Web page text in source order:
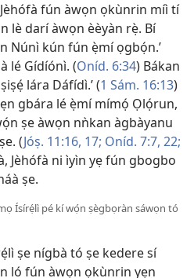
fún àwọn ọkùnrin míì tí
lè darí àwọn èèyàn rẹ̀. Bí
Núnì kún fún ẹ̀mí ọgbọ́n.’
lé Gídíónì. (Oníd. 6:34) Bákan
lára Dáfídì.’ (1 Sám. 16:13)
gbára lé ẹ̀mí mímọ́ Ọlọ́run,
ṣe àwọn nǹkan àgbàyanu
(Jóṣ. 11:​16, 17; Oníd. 7:​7, 22;
Jèhófà ni ìyìn yẹ fún gbogbo
ṣe.
Ísírẹ́lì pé kí wọ́n ṣègbọràn sáwọn tó
ṣe nígbà tó ṣe kedere sí
ló fún àwọn ọkùnrin yẹn